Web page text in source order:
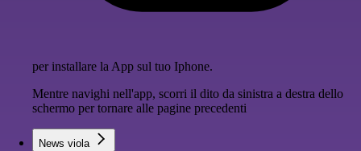
per installare la App sul tuo Iphone.
Mentre navighi nell'app, scorri il dito da sinistra a destra dello
schermo per tornare alle pagine precedenti
News viola